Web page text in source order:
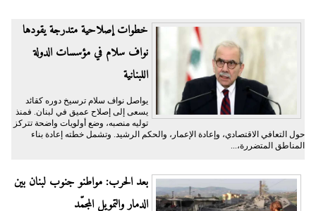
خطوات إصلاحية متدرجة يقودها
نواف سلام في مؤسسات الدولة
اللبنانية
يواصل نواف سلام ترسيخ دوره كقائد
يسعى إلى إصلاح عميق في لبنان. فمنذ
توليه منصبه، وضع أولويات واضحة تتركز
حول التعافي الاقتصادي، وإعادة الإعمار، والحكم الرشيد. وتشمل خطته إعادة بناء
المناطق المتضررة،...
بعد الحرب: مواطنو جنوب لبنان بين
الدمار والتمويل المجمّد